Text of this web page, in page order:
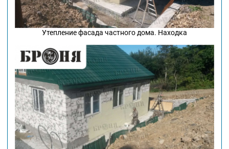
Утепление фасада частного дома. Находка